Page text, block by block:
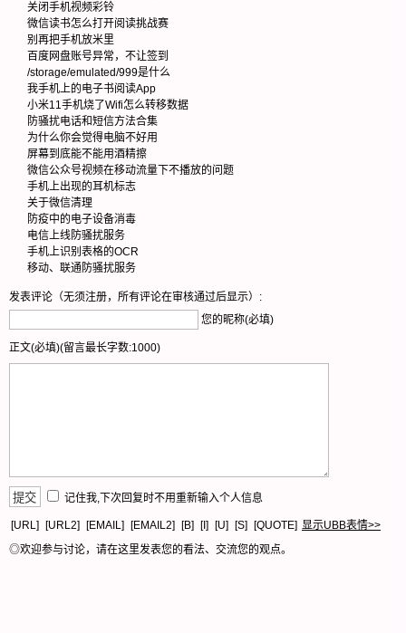
关闭手机视频彩铃
微信读书怎么打开阅读挑战赛
别再把手机放米里
百度网盘账号异常，不让签到
/storage/emulated/999是什么
我手机上的电子书阅读App
小米11手机烧了Wifi怎么转移数据
防骚扰电话和短信方法合集
为什么你会觉得电脑不好用
屏幕到底能不能用酒精擦
微信公众号视频在移动流量下不播放的问题
手机上出现的耳机标志
关于微信清理
防疫中的电子设备消毒
电信上线防骚扰服务
手机上识别表格的OCR
移动、联通防骚扰服务
发表评论（无须注册，所有评论在审核通过后显示）:
您的昵称(必填)
正文(必填)(留言最长字数:1000)
记住我,下次回复时不用重新输入个人信息
[URL] [URL2] [EMAIL] [EMAIL2] [B] [I] [U] [S] [QUOTE] 显示UBB表情>>
◎欢迎参与讨论，请在这里发表您的看法、交流您的观点。